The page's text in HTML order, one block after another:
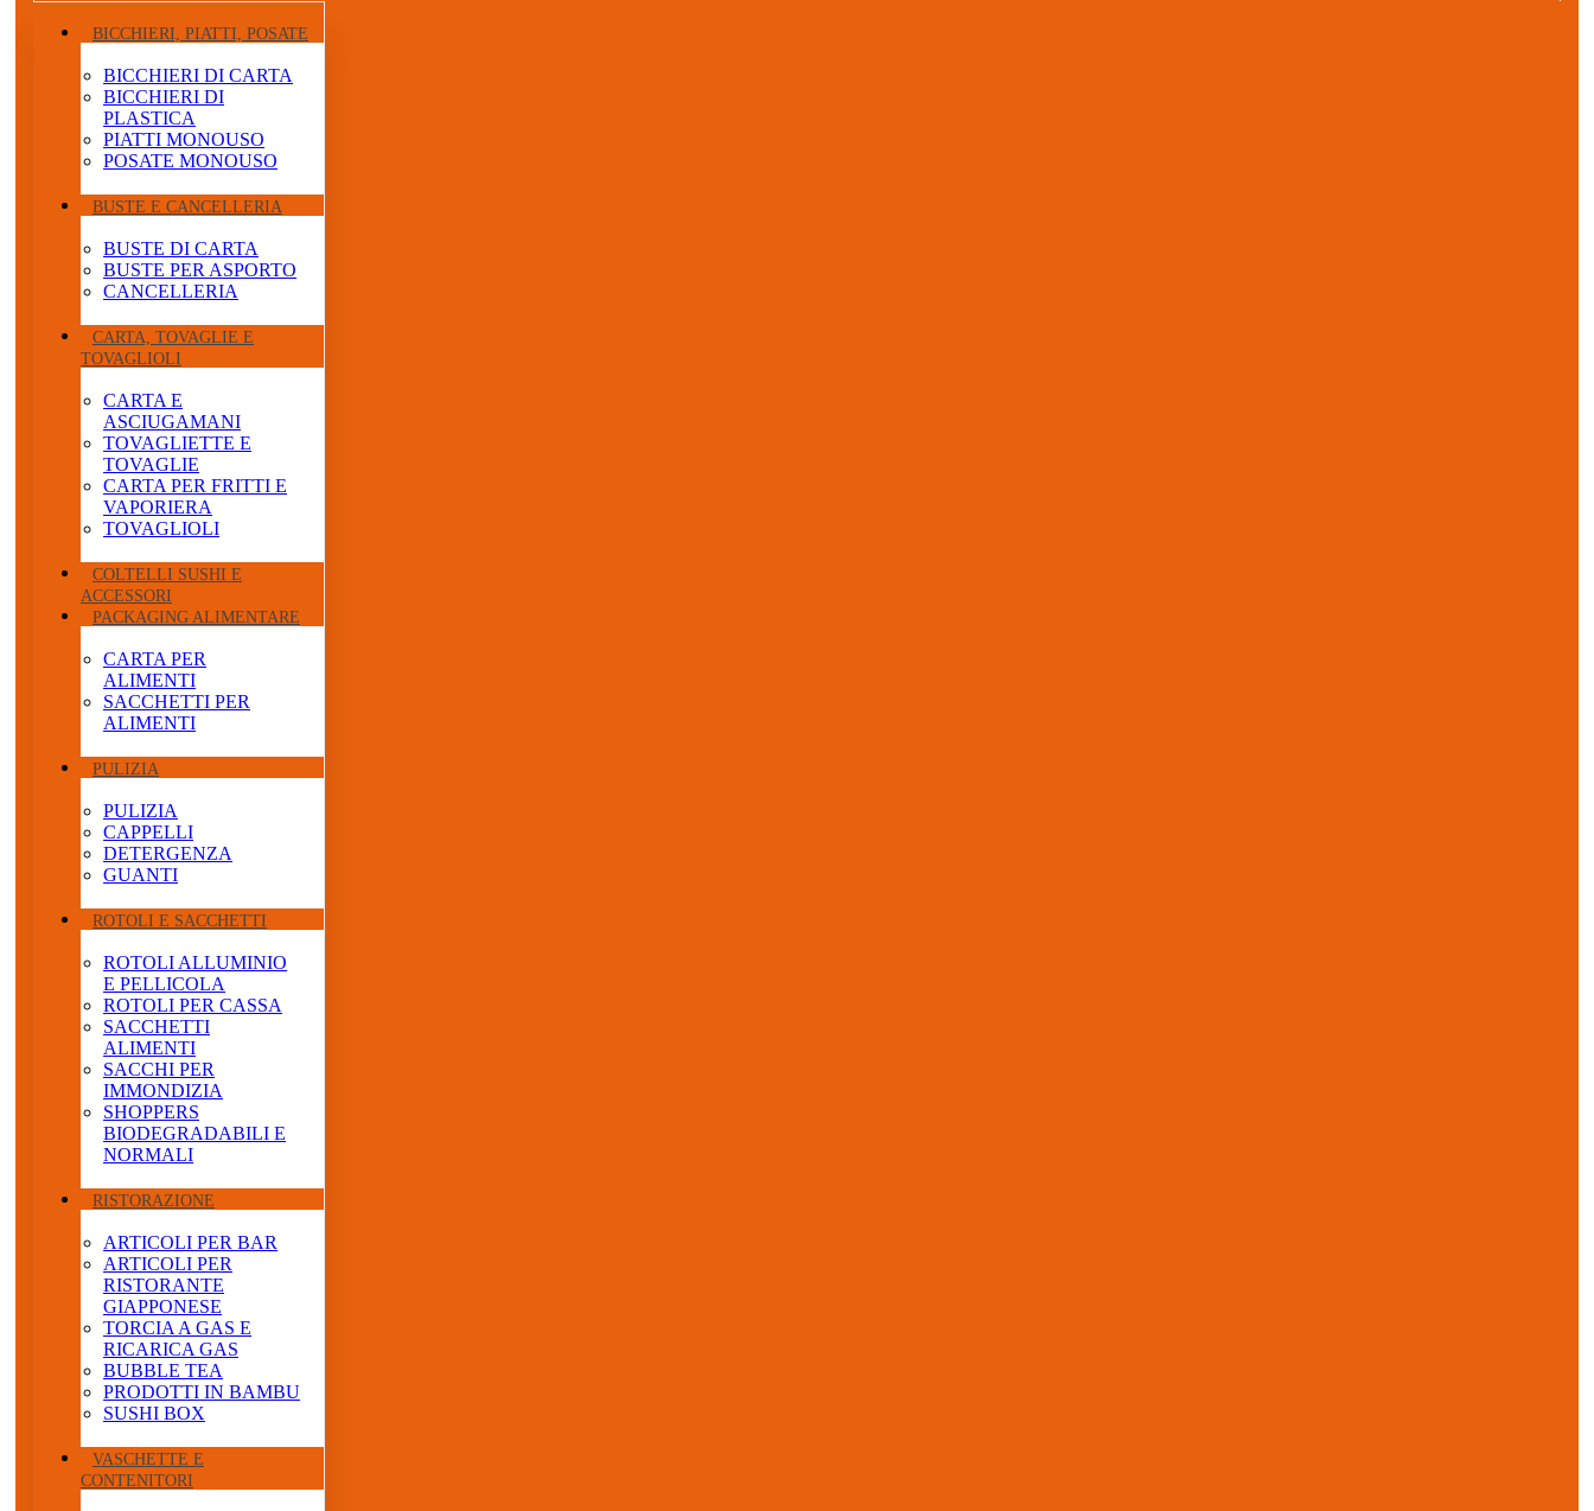
BICCHIERI, PIATTI, POSATE
BICCHIERI DI CARTA
BICCHIERI DI
PLASTICA
PIATTI MONOUSO
POSATE MONOUSO
BUSTE E CANCELLERIA
BUSTE DI CARTA
BUSTE PER ASPORTO
CANCELLERIA
CARTA, TOVAGLIE E
TOVAGLIOLI
CARTA E
ASCIUGAMANI
TOVAGLIETTE E
TOVAGLIE
CARTA PER FRITTI E
VAPORIERA
TOVAGLIOLI
COLTELLI SUSHI E
ACCESSORI
PACKAGING ALIMENTARE
CARTA PER
ALIMENTI
SACCHETTI PER
ALIMENTI
PULIZIA
PULIZIA
CAPPELLI
DETERGENZA
GUANTI
ROTOLI E SACCHETTI
ROTOLI ALLUMINIO
E PELLICOLA
ROTOLI PER CASSA
SACCHETTI
ALIMENTI
SACCHI PER
IMMONDIZIA
SHOPPERS
BIODEGRADABILI E
NORMALI
RISTORAZIONE
ARTICOLI PER BAR
ARTICOLI PER
RISTORANTE
GIAPPONESE
TORCIA A GAS E
RICARICA GAS
BUBBLE TEA
PRODOTTI IN BAMBU
SUSHI BOX
VASCHETTE E
CONTENITORI